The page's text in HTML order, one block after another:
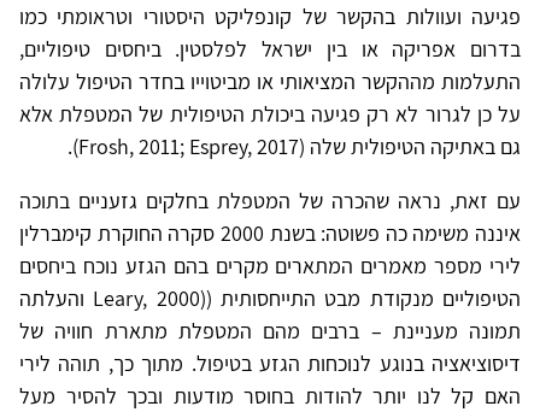
פגיעה ועוולות בהקשר של קונפליקט היסטורי וטראומתי כמו
בדרום אפריקה או בין ישראל לפלסטין. ביחסים טיפוליים,
התעלמות מההקשר המציאותי או מביטוייו בחדר הטיפול עלולה
על כן לגרור לא רק פגיעה ביכולת הטיפולית של המטפלת אלא
גם באתיקה הטיפולית שלה (Frosh, 2011; Esprey, 2017).
עם זאת, נראה שהכרה של המטפלת בחלקים גזעניים בתוכה
איננה משימה כה פשוטה: בשנת 2000 סקרה החוקרת קימברלין
לירי מספר מאמרים המתארים מקרים בהם הגזע נוכח ביחסים
הטיפוליים מנקודת מבט התייחסותית ((Leary, 2000 והעלתה
תמונה מעניינת – ברבים מהם המטפלת מתארת חוויה של
דיסוציאציה בנוגע לנוכחות הגזע בטיפול. מתוך כך, תוהה לירי
האם קל לנו יותר להודות בחוסר מודעות ובכך להסיר מעל